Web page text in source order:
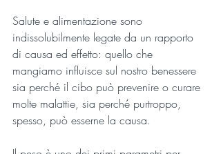
Salute e alimentazione sono
indissolubilmente legate da un rapporto
di causa ed effetto: quello che
mangiamo influisce sul nostro benessere
sia perché il cibo può prevenire o curare
molte malattie, sia perché purtroppo,
spesso, può esserne la causa.